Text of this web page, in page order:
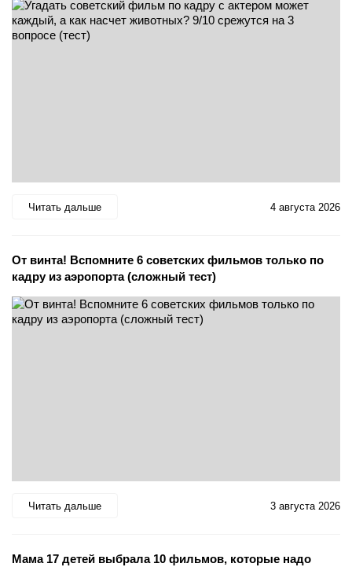
Читать дальше 4 августа 2026
От винта! Вспомните 6 советских фильмов только по
кадру из аэропорта (сложный тест)
Читать дальше 3 августа 2026
Мама 17 детей выбрала 10 фильмов, которые надо